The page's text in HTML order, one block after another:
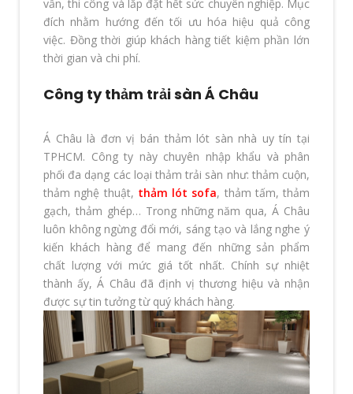
vấn, thi công và lắp đặt hết sức chuyên nghiệp. Mục
đích nhằm hướng đến tối ưu hóa hiệu quả công
việc. Đồng thời giúp khách hàng tiết kiệm phần lớn
thời gian và chi phí.
Công ty thảm trải sàn Á Châu
Á Châu là đơn vị bán thảm lót sàn nhà uy tín tại
TPHCM. Công ty này chuyên nhập khẩu và phân
phối đa dạng các loại thảm trải sàn như: thảm cuộn,
thảm nghệ thuật, thảm lót sofa, thảm tấm, thảm
gạch, thảm ghép… Trong những năm qua, Á Châu
luôn không ngừng đổi mới, sáng tạo và lắng nghe ý
kiến khách hàng để mang đến những sản phẩm
chất lượng với mức giá tốt nhất. Chính sự nhiệt
thành ấy, Á Châu đã định vị thương hiệu và nhận
được sự tin tưởng từ quý khách hàng.